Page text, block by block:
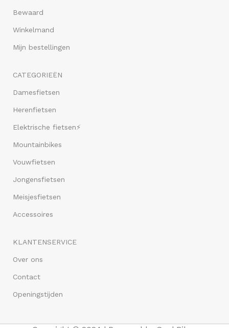
Bewaard
Winkelmand
Mijn bestellingen
CATEGORIEËN
Damesfietsen
Herenfietsen
Elektrische fietsen⚡
Mountainbikes
Vouwfietsen
Jongensfietsen
Meisjesfietsen
Accessoires
KLANTENSERVICE
Over ons
Contact
Openingstijden